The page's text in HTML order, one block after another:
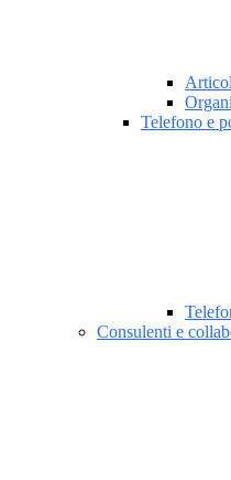
Telefono e
Consulenti e